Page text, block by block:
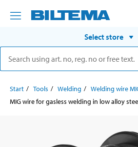
Select store
Start Tools Welding
Welding wire
MIG wire for gasless welding in low alloy